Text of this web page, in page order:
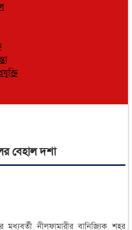
বেহাল দশা
নীলফামারীর বানিজ্যিক শহর